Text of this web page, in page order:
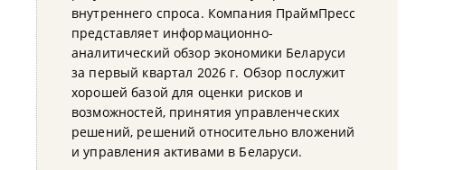
внутреннего спроса. Компания ПраймПресс
представляет информационно-
аналитический обзор экономики Беларуси
за первый квартал 2026 г. Обзор послужит
хорошей базой для оценки рисков и
возможностей, принятия управленческих
решений, решений относительно вложений
и управления активами в Беларуси.